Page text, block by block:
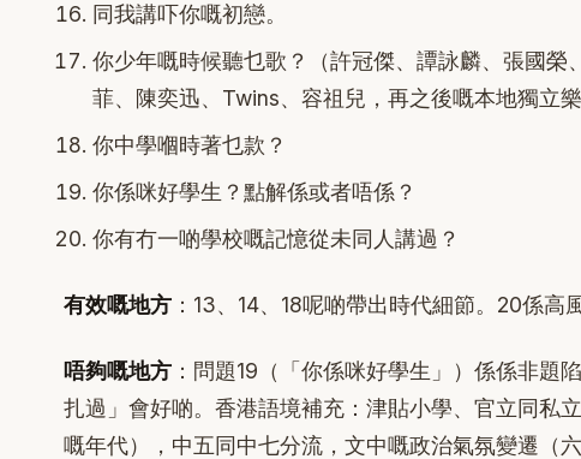
同我講吓你嘅初戀。
你少年嘅時候聽乜歌？（許冠傑、譚詠麟、張國
菲、陳奕迅、Twins、容祖兒，再之後嘅本地獨立樂
你中學嗰時著乜款？
你係咪好學生？點解係或者唔係？
你有冇一啲學校嘅記憶從未同人講過？
有效嘅地方 ：13、14、18呢啲帶出時代細節。20係高
唔夠嘅地方 ：問題19（「你係咪好學生」）係係非題
扎過」會好啲。香港語境補充：津貼小學、官立同私
嘅年代），中五同中七分流，文中嘅政治氣氛變遷（